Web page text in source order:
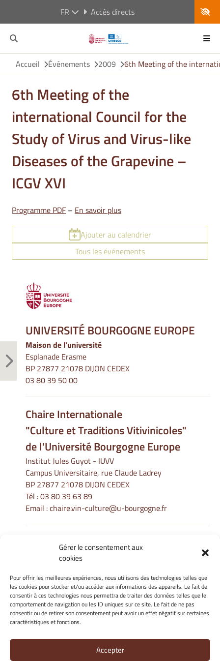
Gérer le consentement aux
cookies
Pour offrir les meilleures expériences, nous utilisons des technologies telles que
les cookies pour stocker et/ou accéder aux informations des appareils. Le fait de
consentir à ces technologies nous permettra de traiter des données telles que le
comportement de navigation ou les ID uniques sur ce site. Le fait de ne pas
consentir ou de retirer son consentement peut avoir un effet négatif sur certaines
caractéristiques et fonctions.
Accepter
FR Accès directs
Accueil Événements 2009 6th Meeting of the
6th Meeting of the
international Council for the
Study of Virus and Virus-like
Diseases of the Grapevine –
ICGV XVI
Programme PDF – En savoir plus
Ajouter au calendrier
Tous les événements
UNIVERSITÉ BOURGOGNE EUROPE
Maison de l'université
Esplanade Erasme
BP 27877 21078 DIJON CEDEX
03 80 39 50 00
Chaire Internationale
"Culture et Traditions Vitivinicoles"
de l'Université Bourgogne Europe
Institut Jules Guyot - IUVV
Campus Universitaire, rue Claude Ladrey
BP 27877 21078 DIJON CEDEX
Tél :03 80 39 63 89
Email :chaire.vin-culture@u-bourgogne.fr
Informations Légales
Gérer mes cookies
Politique de cookies
Déclaration de confidentialité
Avertissement
Site Officiel - La Chaire Internationale - Université de Bourgogne